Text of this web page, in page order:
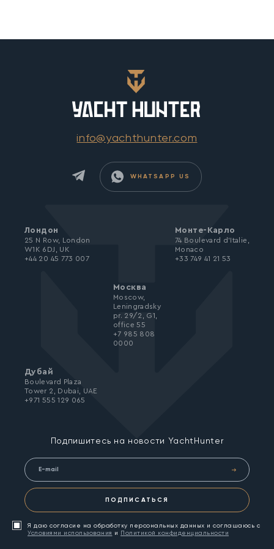
info@yachthunter.com
WHATSAPP US
Подпишитесь на новости YachtHunter
ПОДПИСАТЬСЯ
Я даю согласие на обработку персональных данных и соглашаюсь с
Условиями использования и Политикой конфиденциальности
Лондон
25 N Row, London
W1K 6DJ, UK
+44 20 45 773 007
Монте-Карло
74 Boulevard d’Italie,
Monaco
+33 749 41 21 53
Москва
Moscow,
Leningradsky
pr. 29/2, G1,
office 55
+7 985 808
0000
Дубай
Boulevard Plaza
Tower 2, Dubai, UAE
+971 555 129 065